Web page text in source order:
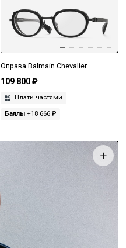
Оправа Balmain Chevalier
109 800 ₽
Плати частями
Баллы+18 666 ₽